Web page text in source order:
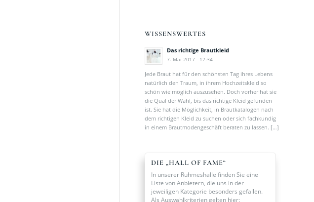
WISSENSWERTES
Das richtige Brautkleid
7. Mai 2017 - 12:34
Jede Braut hat für den schönsten Tag ihres Lebens
natürlich den Traum, in ihrem Hochzeitskleid so
schön wie möglich auszusehen. Doch vorher hat sie
die Qual der Wahl, bis das richtige Kleid gefunden
ist. Sie hat die Möglichkeit, in Brautkatalogen nach
dem richtigen Kleid zu suchen oder sich fachkundig
in einem Brautmodengeschäft beraten zu lassen. […]
DIE „HALL OF FAME“
In unserer Ruhmeshalle finden Sie eine
Liste von Anbietern, die uns in der
jeweiligen Kategorie besonders gefallen.
Als Auswahlkriterien gelten hier: